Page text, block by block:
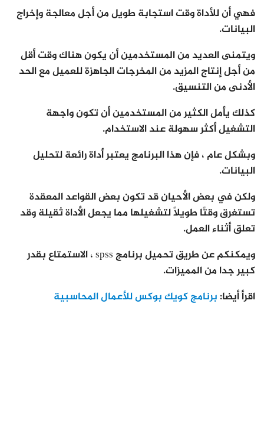
فهي أن للأداة وقت استجابة طويل من أجل معالجة وإخراج
البيانات.
ويتمنى العديد من المستخدمين أن يكون هناك وقت أقل
من أجل إنتاج المزيد من المخرجات الجاهزة للعميل مع الحد
الأدنى من التنسيق.
كذلك يأمل الكثير من المستخدمين أن تكون واجهة
التشغيل أكثر سهولة عند الاستخدام.
وبشكل عام ، فإن هذا البرنامج يعتبر أداة رائعة لتحليل
البيانات.
ولكن في بعض الأحيان قد تكون بعض القواعد المعقدة
تستغرق وقتًا طويلاً لتشغيلها مما يجعل الأداة ثقيلة وقد
تعلق أثناء العمل.
ويمكنكم عن طريق تحميل برنامج spss ، الاستمتاع بقدر
كبير جدا من المميزات.
اقرأ أيضا: برنامج كويك بوكس للأعمال المحاسبية